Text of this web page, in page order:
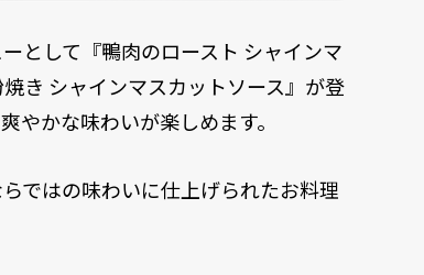
として『鴨肉のロースト シャインマ
き シャインマスカットソース』が登
やかな味わいが楽しめます。
ではの味わいに仕上げられたお料理